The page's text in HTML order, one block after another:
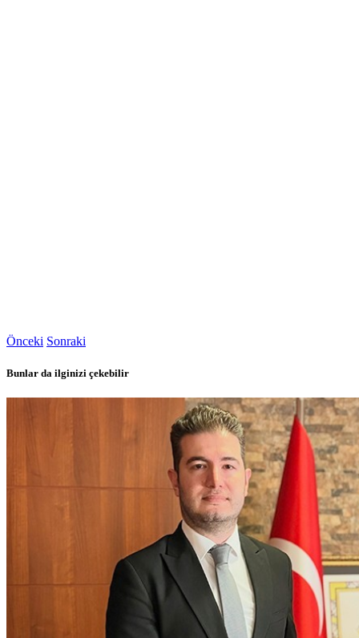
Önceki Sonraki
Bunlar da ilginizi çekebilir